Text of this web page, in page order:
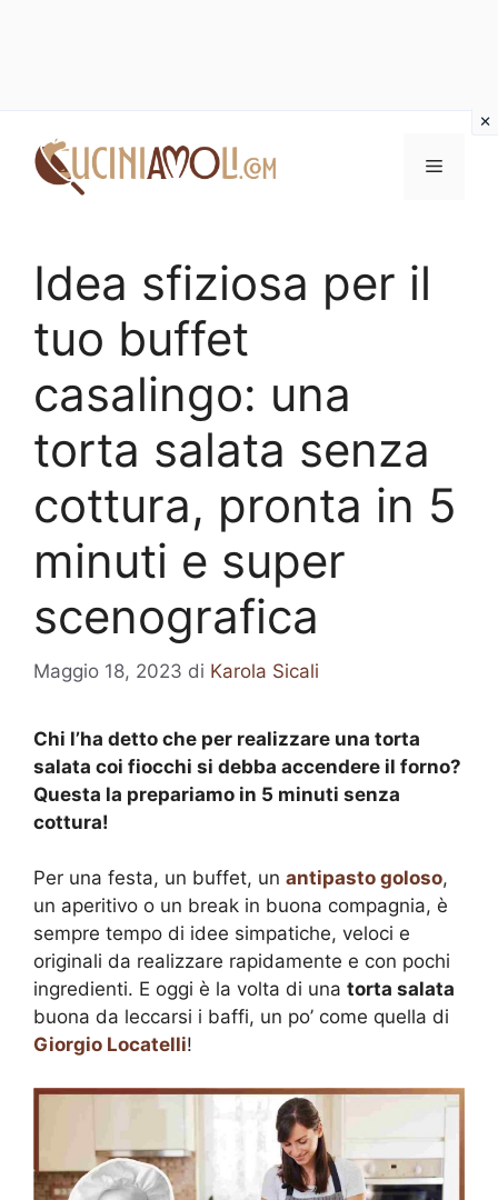
contenuto
Menu
Idea sfiziosa per il
tuo buffet
casalingo: una
torta salata senza
cottura, pronta in 5
minuti e super
scenografica
Maggio 18, 2023 di Karola Sicali
Chi l’ha detto che per realizzare una torta
salata coi fiocchi si debba accendere il forno?
Questa la prepariamo in 5 minuti senza
cottura!
Per una festa, un buffet, un antipasto goloso,
un aperitivo o un break in buona compagnia, è
sempre tempo di idee simpatiche, veloci e
originali da realizzare rapidamente e con pochi
ingredienti. E oggi è la volta di una torta salata
buona da leccarsi i baffi, un po’ come quella di
Giorgio Locatelli!